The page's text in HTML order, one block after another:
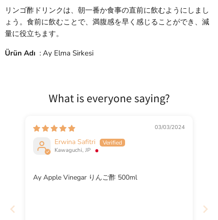
リンゴ酢ドリンクは、朝一番か食事の直前に飲むようにしまし
ょう。食前に飲むことで、満腹感を早く感じることができ、減
量に役立ちます。
Ürün Adı : Ay Elma Sirkesi
What is everyone saying?
03/03/2024
Erwina Safitri
Kawaguchi, JP
Ay Apple Vinegar りんご酢 500ml